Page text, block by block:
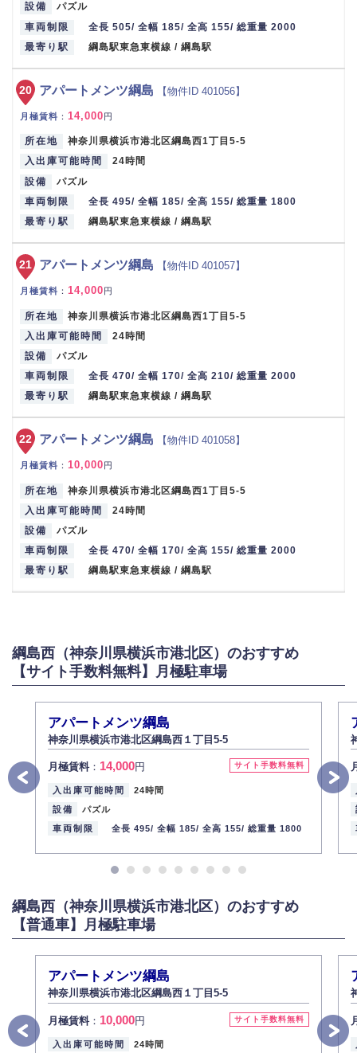
設備
パズル
車両制限
全長 505/ 全幅 185/ 全高 155/ 総重量 2000
最寄り駅
綱島駅東急東横線 / 綱島駅
アパートメンツ綱島 【物件ID 401056】
月極賃料 ： 14,000円
所在地
神奈川県横浜市港北区綱島西1丁目5-5
入出庫可能時間
24時間
設備
パズル
車両制限
全長 495/ 全幅 185/ 全高 155/ 総重量 1800
最寄り駅
綱島駅東急東横線 / 綱島駅
20
アパートメンツ綱島 【物件ID 401057】
月極賃料 ： 14,000円
所在地
神奈川県横浜市港北区綱島西1丁目5-5
入出庫可能時間
24時間
設備
パズル
車両制限
全長 470/ 全幅 170/ 全高 210/ 総重量 2000
最寄り駅
綱島駅東急東横線 / 綱島駅
21
アパートメンツ綱島 【物件ID 401058】
月極賃料 ： 10,000 円
所在地
神奈川県横浜市港北区綱島西1丁目5-5
入出庫可能時間
24時間
設備
パズル
車両制限
全長 470/ 全幅 170/ 全高 155/ 総重量 2000
最寄り駅
綱島駅東急東横線 / 綱島駅
22
綱島西（神奈川県横浜市港北区）のおすすめ
【サイト手数料無料】月極駐車場
アパートメンツ綱島
神奈川県横浜市港北区綱島西１丁目5-5
サイト手数料無料
月極賃料： 14,000円
入出庫可能時間
24時間
設備
パズル
車両制限
全長 495/ 全幅 185/ 全高 155/ 総重量 1800
綱島西（神奈川県横浜市港北区）のおすすめ
【普通車】月極駐車場
アパートメンツ綱島
神奈川県横浜市港北区綱島西１丁目5-5
サイト手数料無料
月極賃料： 10,000円
入出庫可能時間 24時間